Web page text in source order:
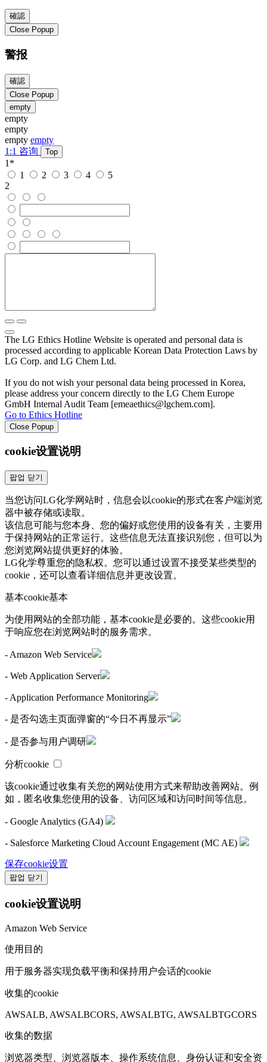
確認
Close Popup
警报
確認
Close Popup
empty
empty
empty
empty empty
1:1 咨询
Top
1 *
1
2 3 4
5
2
The LG Ethics Hotline Website is operated and personal data is
processed according to applicable Korean Data Protection Laws by
LG Corp. and LG Chem Ltd.
If you do not wish your personal data being processed in Korea,
please address your concern directly to the LG Chem Europe
GmbH Internal Audit Team [emeaethics@lgchem.com].
Go to Ethics Hotline
Close Popup
cookie设置说明
팝업 닫기
当您访问LG化学网站时，信息会以cookie的形式在客户端浏览
器中被存储或读取。
该信息可能与您本身、您的偏好或您使用的设备有关，主要用
于保持网站的正常运行。这些信息无法直接识别您，但可以为
您浏览网站提供更好的体验。
LG化学尊重您的隐私权。您可以通过设置不接受某些类型的
cookie，还可以查看详细信息并更改设置。
基本cookie基本
为使用网站的全部功能，基本cookie是必要的。这些cookie用
于响应您在浏览网站时的服务需求。
- Amazon Web Service
- Web Application Server
- Application Performance Monitoring
- 是否勾选主页面弹窗的“今日不再显示”
- 是否参与用户调研
分析cookie
该cookie通过收集有关您的网站使用方式来帮助改善网站。例
如，匿名收集您使用的设备、访问区域和访问时间等信息。
- Google Analytics (GA4)
- Salesforce Marketing Cloud Account Engagement (MC AE)
保存cookie设置
팝업 닫기
cookie设置说明
Amazon Web Service
使用目的
用于服务器实现负载平衡和保持用户会话的cookie
收集的cookie
AWSALB, AWSALBCORS, AWSALBTG, AWSALBTGCORS
收集的数据
浏览器类型、浏览器版本、操作系统信息、身份认证和安全资